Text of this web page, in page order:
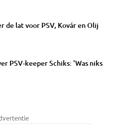
de lat voor PSV, Kovár en Olij
PSV-keeper Schiks: 'Was niks